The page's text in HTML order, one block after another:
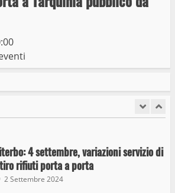
arrestano due giovani per
4 settembre, variazioni servizio di
rifiuti porta a porta
2 Settembre 2024